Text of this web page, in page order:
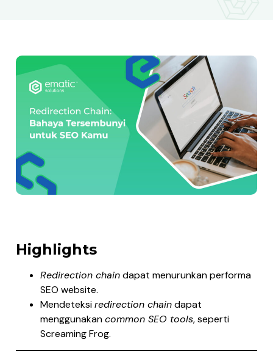
Highlights
Redirection chaindapat menurunkan performa
SEO website.
Mendeteksiredirection chaindapat
menggunakancommon SEO tools, seperti
Screaming Frog.